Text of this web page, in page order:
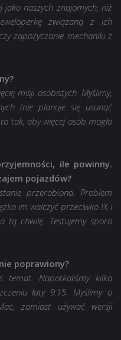
jako naszych znajomych, niż
związaną z ich
zapożyczanie mechaniki z
misji osobistych. Myślimy,
(nie planuje się usunąć
tak, aby więcej osób mogło
ile powinny.
pojazdów?
przerobiona. Problem
im walczyć przeciwko IX i
tą chwilę. Testujemy sporo
poprawiony?
Napotkaliśmy kilka
łaty 9.15. Myślimy o
zamiast używać wersji